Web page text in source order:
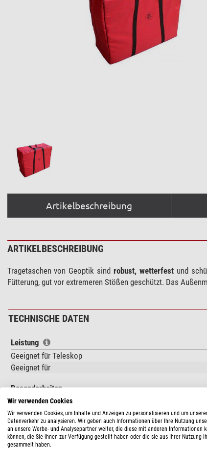
Artikelbeschreibung
ARTIKELBESCHREIBUNG
Tragetaschen von Geoptik sindrobust, wetterfest und
Fütterung, gut vor extremeren Stößen geschützt. Das
TECHNISCHE DATEN
Leistung
Geeignet für Teleskop
Geeignet für
Besonderheiten
Gepolstert
Ausstattung
Wasserfest
Wir verwenden Cookies
Wir verwenden Cookies, um Inhalte und Anzeigen zu personalisieren und um
Datenverkehr zu analysieren. Wir geben auch Informationen über Ihre Nutzung
an unsere Werbe- und Analysepartner weiter, die diese mit anderen Informationen
können, die Sie ihnen zur Verfügung gestellt haben oder die sie aus Ihrer Nutzung
gesammelt haben.